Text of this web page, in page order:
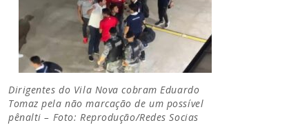
Dirigentes do Vila Nova cobram Eduardo
Tomaz pela não marcação de um possível
pênalti – Foto: Reprodução/Redes Socias